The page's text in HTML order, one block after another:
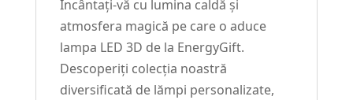
Încântați-vă cu lumina caldă și
atmosfera magică pe care o aduce
lampa LED 3D de la EnergyGift.
Descoperiți colecția noastră
diversificată de lămpi personalizate,